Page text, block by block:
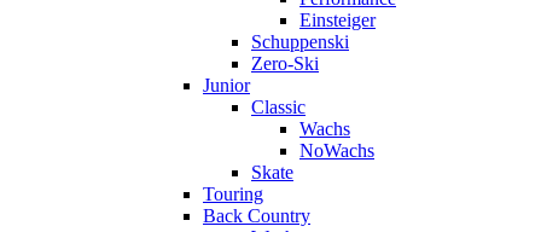
Einsteiger
Schuppenski
Zero-Ski
Junior
Classic
Wachs
NoWachs
Skate
Touring
Back Country